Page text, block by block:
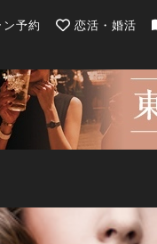
ー | 最新のグルメ、洗
ン予約 恋活・婚活